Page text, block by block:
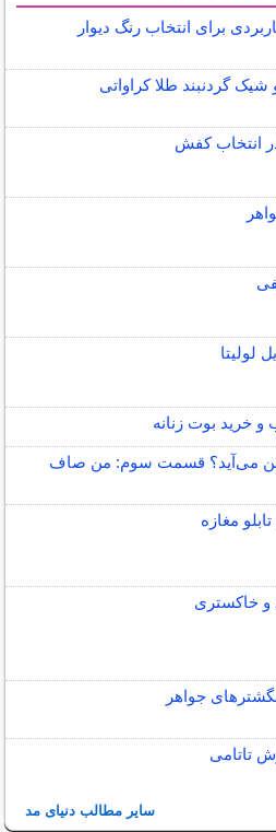
شیک گردنبند طلا کراواتی
انتخاب کفش
لولیتا
و خرید بوت زنانه
می‌آید؟ قسمت سوم: من صاف
مغازه
خاکستری
جواهر
تاتامی
سایر مطالب دنیای مد